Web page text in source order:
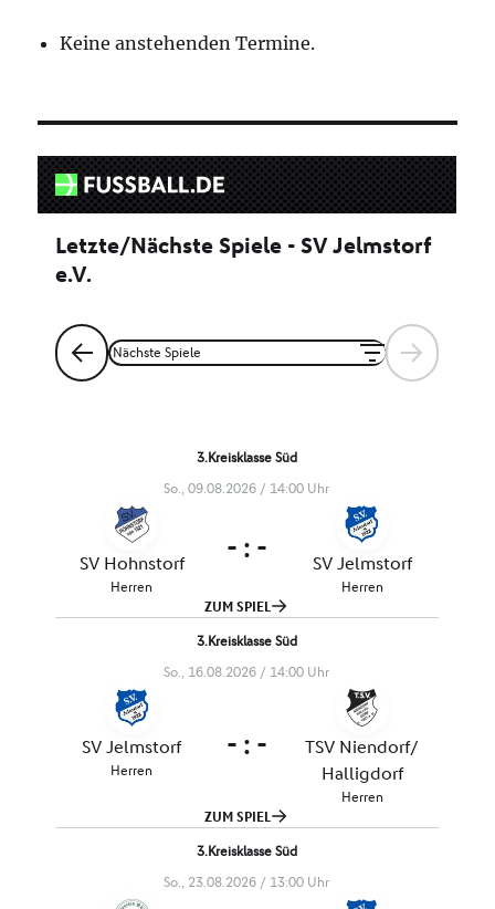
Keine anstehenden Termine.